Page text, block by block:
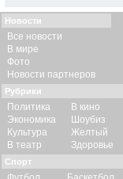
Новости
Все новости
В мире
Фото
Новости партнеров
Рубрики
Политика
Экономика
Культура
В театр
В кино
Шоубиз
Желтый
Здоровье
Спорт